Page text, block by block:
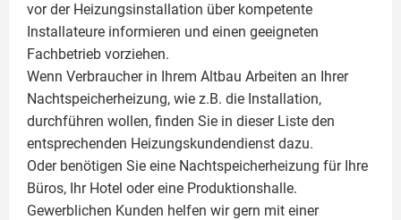
vor der Heizungsinstallation über kompetente
Installateure informieren und einen geeigneten
Fachbetrieb vorziehen.
Wenn Verbraucher in Ihrem Altbau Arbeiten an Ihrer
Nachtspeicherheizung, wie z.B. die Installation,
durchführen wollen, finden Sie in dieser Liste den
entsprechenden Heizungskundendienst dazu.
Oder benötigen Sie eine Nachtspeicherheizung für Ihre
Büros, Ihr Hotel oder eine Produktionshalle.
Gewerblichen Kunden helfen wir gern mit einer